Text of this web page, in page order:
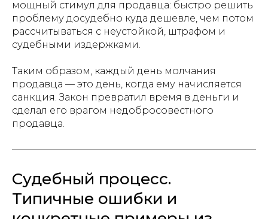
мощный стимул для продавца: быстро решить
проблему досудебно куда дешевле, чем потом
рассчитываться с неустойкой, штрафом и
судебными издержками.
Таким образом, каждый день молчания
продавца — это день, когда ему начисляется
санкция. Закон превратил время в деньги и
сделал его врагом недобросовестного
продавца.
Судебный процесс.
Типичные ошибки и